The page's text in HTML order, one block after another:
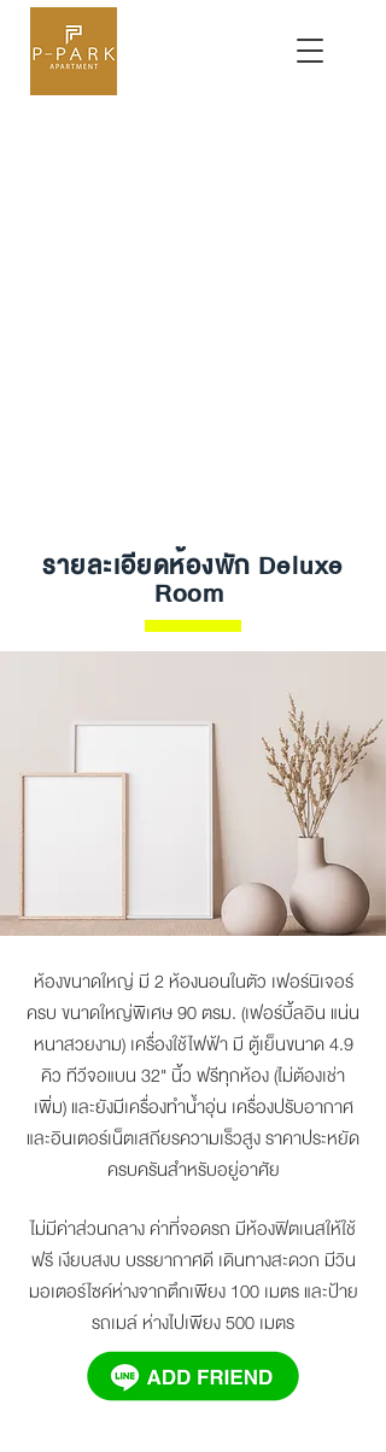
รายละเอียดห้องพัก Deluxe
Room
ห้องขนาดใหญ่ มี 2 ห้องนอนในตัว เฟอร์นิเจอร์
ครบ ขนาดใหญ่พิเศษ 90 ตรม. (เฟอร์บิ้ลอิน แน่น
หนาสวยงาม) เครื่องใช้ไฟฟ้า มี ตู้เย็นขนาด 4.9
คิว ทีวีจอแบน 32" นิ้ว ฟรีทุกห้อง (ไม่ต้องเช่า
เพิ่ม) และยังมีเครื่องทำน้ำอุ่น เครื่องปรับอากาศ
และอินเตอร์เน็ตเสถียรความเร็วสูง ราคาประหยัด
ครบครันสำหรับอยู่อาศัย
ไม่มีค่าส่วนกลาง ค่าที่จอดรถ มีห้องฟิตเนสให้ใช้
ฟรี เงียบสงบ บรรยากาศดี เดินทางสะดวก มีวิน
มอเตอร์ไซค์ห่างจากตึกเพียง 100 เมตร และป้าย
รถเมล์ ห่างไปเพียง 500 เมตร